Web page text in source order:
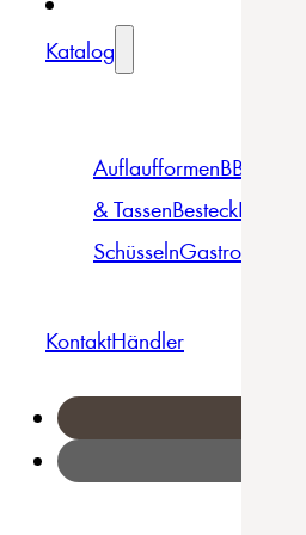
Katalog
AuflaufformenBBQ
& TassenBesteckBowls &
SchüsselnGastro
KontaktHändler